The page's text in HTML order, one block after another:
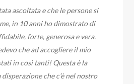
ascoltata e che le persone si
in 10 anni ho dimostrato di
forte, generosa e vera.
che ad accogliere il mio
in così tanti! Questa è la
che c’è nel nostro